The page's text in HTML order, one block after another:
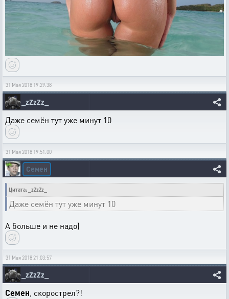
31 Мая 2018 19:29:38
_zZzZz_
Даже семён тут уже минут 10
31 Мая 2018 19:51:00
Семен
Цитата: _zZzZz_
Даже семён тут уже минут 10
А больше и не надо)
31 Мая 2018 21:03:57
_zZzZz_
Семен, скорострел?!